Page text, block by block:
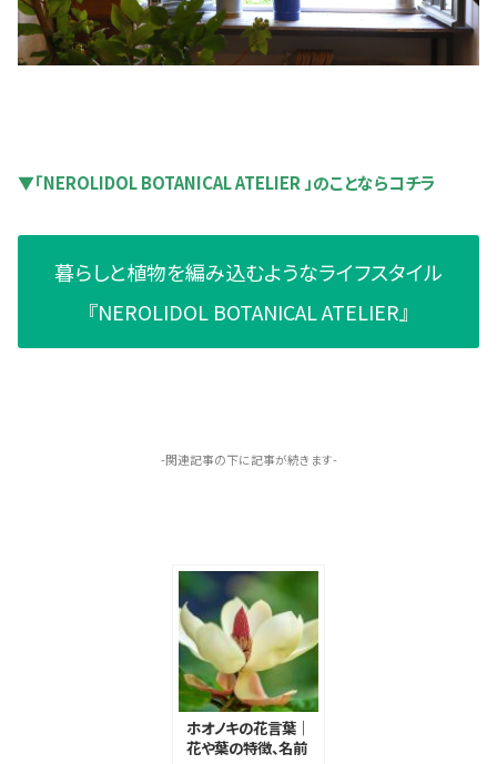
▼「NEROLIDOL BOTANICAL ATELIER 」のことならコチラ
暮らしと植物を編み込むようなライフスタイル
『NEROLIDOL BOTANICAL ATELIER』
-関連記事の下に記事が続きます-
ホオノキの花言葉｜
花や葉の特徴、名前